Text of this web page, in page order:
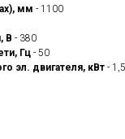
мм - 1100
В - 380
Гц - 50
эл. двигателя, кВт - 1,5